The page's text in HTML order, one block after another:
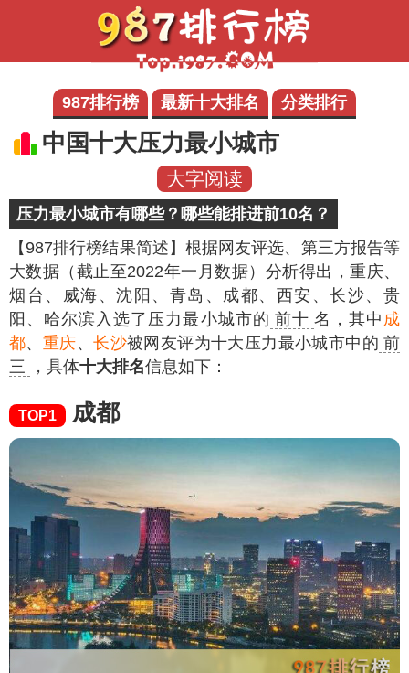
987排行榜 最新十大排名 分类排行
中国十大压力最小城市
大字阅读
压力最小城市有哪些？哪些能排进前10名？
【987排行榜结果简述】 根据网友评选、第三方报告等
大数据（截止至2022年一月数据）分析得出，重庆、
烟台、威海、沈阳、青岛、成都、西安、长沙、贵
阳、哈尔滨入选了压力最小城市的 前十 名，其中 成
都、 重庆、长沙被网友评为十大压力最小城市中的 前
三
，具体十大排名信息如下：
TOP1 成都